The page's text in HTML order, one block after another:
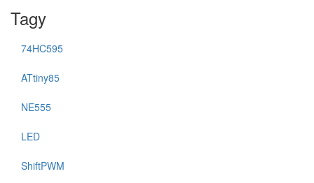
Tagy
74HC595
ATtiny85
NE555
LED
ShiftPWM